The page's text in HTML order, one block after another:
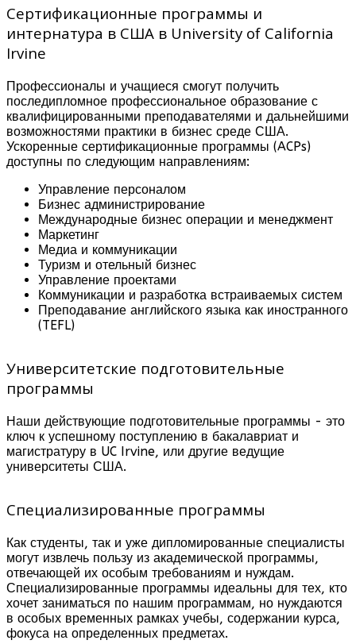
Сертификационные программы и
интернатура в США в University of California
Irvine
Профессионалы и учащиеся смогут получить
последипломное профессиональное образование с
квалифицированными преподавателями и дальнейшими
возможностями практики в бизнес среде США.
Ускоренные сертификационные программы (ACPs)
доступны по следующим направлениям:
Управление персоналом
Бизнес администрирование
Международные бизнес операции и менеджмент
Маркетинг
Медиа и коммуникации
Туризм и отельный бизнес
Управление проектами
Коммуникации и разработка встраиваемых систем
Преподавание английского языка как иностранного
(TEFL)
Университетские подготовительные
программы
Наши действующие подготовительные программы - это
ключ к успешному поступлению в бакалавриат и
магистратуру в UC Irvine, или другие ведущие
университеты США.
Специализированные программы
Как студенты, так и уже дипломированные специалисты
могут извлечь пользу из академической программы,
отвечающей их особым требованиям и нуждам.
Специализированные программы идеальны для тех, кто
хочет заниматься по нашим программам, но нуждаются
в особых временных рамках учебы, содержании курса,
фокуса на определенных предметах.